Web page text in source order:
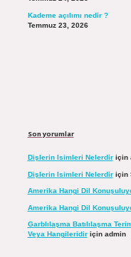
Kademe açılımı nedir ?
Temmuz 23, 2026
Son yorumlar
Dişlerin Isimleri Nelerdiriçin
Dişlerin Isimleri Nelerdiriçin
Amerika Hangi Dil
Amerika Hangi Dil
Garblılaşma Batılılaşma
Veya Hangileridiriçin admin